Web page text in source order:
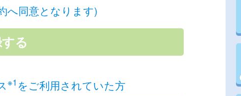
へ同意となります)
※1 をご利用されていた方